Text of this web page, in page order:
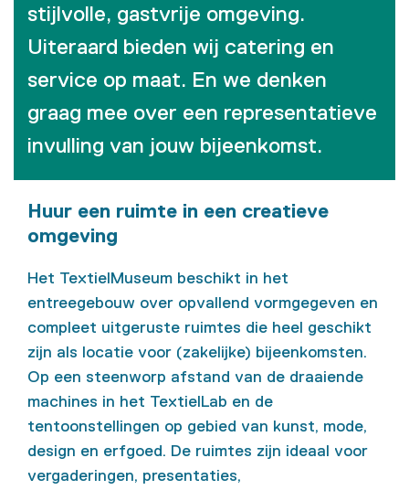
stijlvolle, gastvrije omgeving.
Uiteraard bieden wij catering en
service op maat. En we denken
graag mee over een representatieve
invulling van jouw bijeenkomst.
Huur een ruimte in een creatieve
omgeving
Het TextielMuseum beschikt in het
entreegebouw over opvallend vormgegeven en
compleet uitgeruste ruimtes die heel geschikt
zijn als locatie voor (zakelijke) bijeenkomsten.
Op een steenworp afstand van de draaiende
machines in het TextielLab en de
tentoonstellingen op gebied van kunst, mode,
design en erfgoed. De ruimtes zijn ideaal voor
vergaderingen, presentaties,